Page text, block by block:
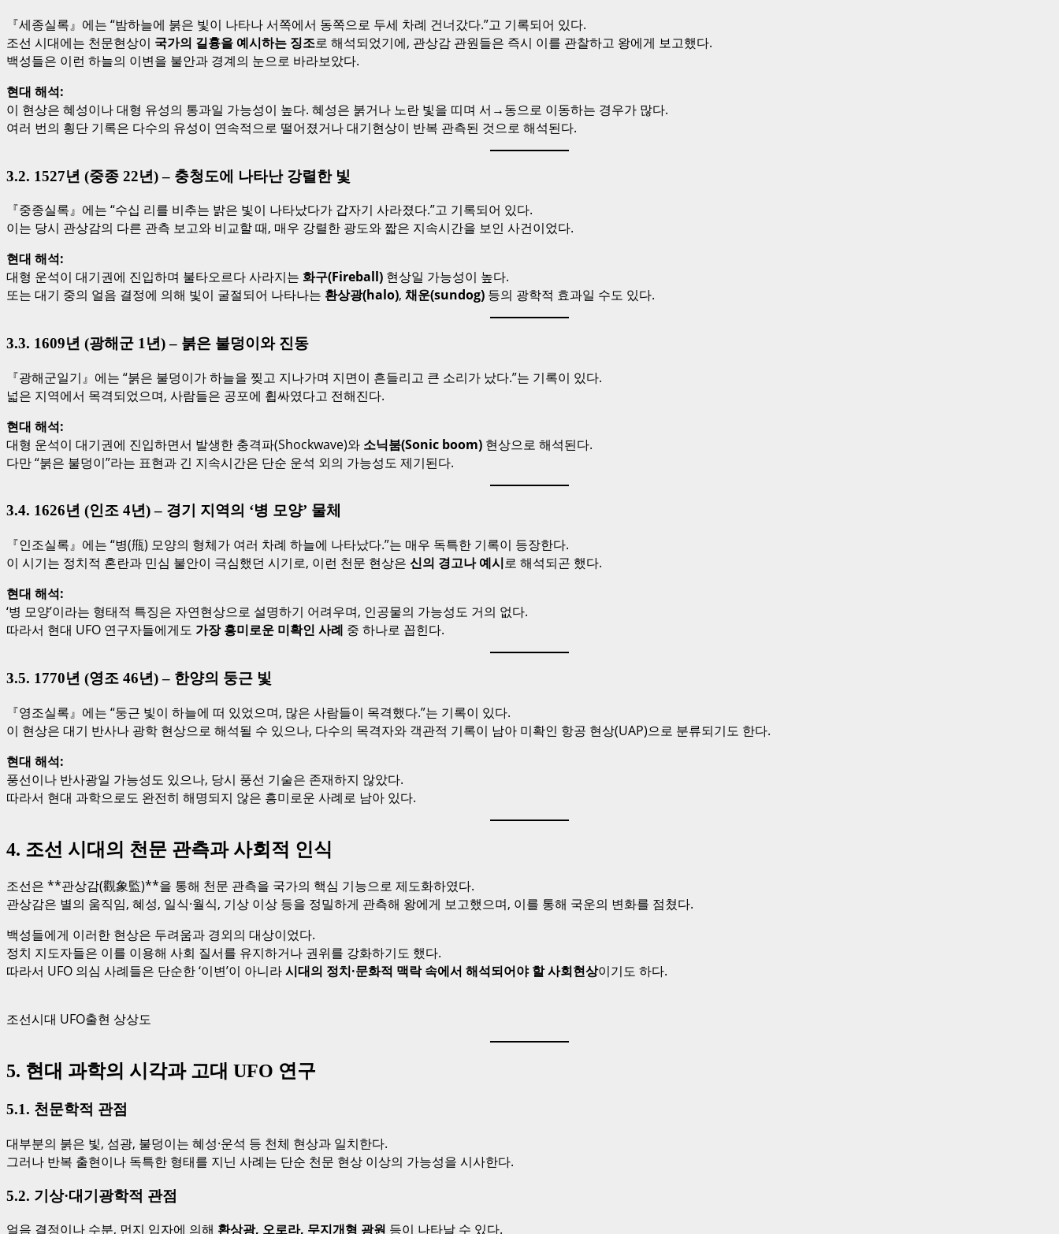
『세종실록』에는 “밤하늘에 붉은 빛이 나타나 서쪽에서 동쪽으로 두세 차례 건너갔다.”고 기록되어 있다.
조선 시대에는 천문현상이 국가의 길흉을 예시하는 징조로 해석되었기에, 관상감 관원들은 즉시 이를 관찰하고 왕에게 보고했다.
백성들은 이런 하늘의 이변을 불안과 경계의 눈으로 바라보았다.
현대 해석:
이 현상은 혜성이나 대형 유성의 통과일 가능성이 높다. 혜성은 붉거나 노란 빛을 띠며 서→동으로 이동하는 경우가 많다.
여러 번의 횡단 기록은 다수의 유성이 연속적으로 떨어졌거나 대기현상이 반복 관측된 것으로 해석된다.
3.2. 1527년 (중종 22년) – 충청도에 나타난 강렬한 빛
『중종실록』에는 “수십 리를 비추는 밝은 빛이 나타났다가 갑자기 사라졌다.”고 기록되어 있다.
이는 당시 관상감의 다른 관측 보고와 비교할 때, 매우 강렬한 광도와 짧은 지속시간을 보인 사건이었다.
현대 해석:
대형 운석이 대기권에 진입하며 불타오르다 사라지는 화구(Fireball) 현상일 가능성이 높다.
또는 대기 중의 얼음 결정에 의해 빛이 굴절되어 나타나는 환상광(halo), 채운(sundog) 등의 광학적 효과일 수도 있다.
3.3. 1609년 (광해군 1년) – 붉은 불덩이와 진동
『광해군일기』에는 “붉은 불덩이가 하늘을 찢고 지나가며 지면이 흔들리고 큰 소리가 났다.”는 기록이 있다.
넓은 지역에서 목격되었으며, 사람들은 공포에 휩싸였다고 전해진다.
현대 해석:
대형 운석이 대기권에 진입하면서 발생한 충격파(Shockwave)와 소닉붐(Sonic boom) 현상으로 해석된다.
다만 “붉은 불덩이”라는 표현과 긴 지속시간은 단순 운석 외의 가능성도 제기된다.
3.4. 1626년 (인조 4년) – 경기 지역의 ‘병 모양’ 물체
『인조실록』에는 “병(甁) 모양의 형체가 여러 차례 하늘에 나타났다.”는 매우 독특한 기록이 등장한다.
이 시기는 정치적 혼란과 민심 불안이 극심했던 시기로, 이런 천문 현상은 신의 경고나 예시로 해석되곤 했다.
현대 해석:
‘병 모양’이라는 형태적 특징은 자연현상으로 설명하기 어려우며, 인공물의 가능성도 거의 없다.
따라서 현대 UFO 연구자들에게도 가장 흥미로운 미확인 사례 중 하나로 꼽힌다.
3.5. 1770년 (영조 46년) – 한양의 둥근 빛
『영조실록』에는 “둥근 빛이 하늘에 떠 있었으며, 많은 사람들이 목격했다.”는 기록이 있다.
이 현상은 대기 반사나 광학 현상으로 해석될 수 있으나, 다수의 목격자와 객관적 기록이 남아 미확인 항공 현상(UAP)으로 분류되기도 한다.
현대 해석:
풍선이나 반사광일 가능성도 있으나, 당시 풍선 기술은 존재하지 않았다.
따라서 현대 과학으로도 완전히 해명되지 않은 흥미로운 사례로 남아 있다.
4. 조선 시대의 천문 관측과 사회적 인식
조선은 **관상감(觀象監)**을 통해 천문 관측을 국가의 핵심 기능으로 제도화하였다.
관상감은 별의 움직임, 혜성, 일식·월식, 기상 이상 등을 정밀하게 관측해 왕에게 보고했으며, 이를 통해 국운의 변화를 점쳤다.
백성들에게 이러한 현상은 두려움과 경외의 대상이었다.
정치 지도자들은 이를 이용해 사회 질서를 유지하거나 권위를 강화하기도 했다.
따라서 UFO 의심 사례들은 단순한 ‘이변’이 아니라시대의 정치·문화적 맥락 속에서 해석되어야 할 사회현상이기도 하다.
조선시대 UFO출현 상상도
5. 현대 과학의 시각과 고대 UFO 연구
5.1. 천문학적 관점
대부분의 붉은 빛, 섬광, 불덩이는 혜성·운석 등 천체 현상과 일치한다.
그러나 반복 출현이나 독특한 형태를 지닌 사례는 단순 천문 현상 이상의 가능성을 시사한다.
5.2. 기상·대기광학적 관점
얼음 결정이나 수분, 먼지 입자에 의해 환상광, 오로라, 무지개형 광원 등이 나타날 수 있다.